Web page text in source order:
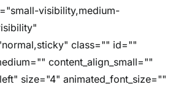
visibility,medium-
class="" id=""
content_align_small=""
size="4" animated_font_size=""